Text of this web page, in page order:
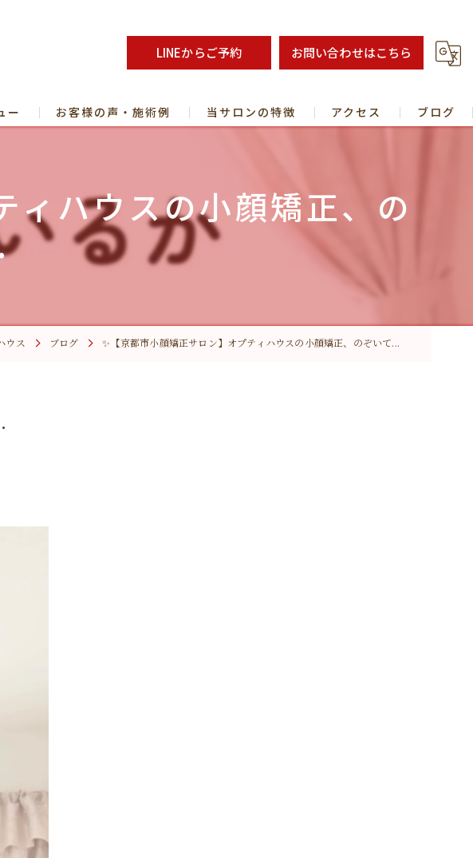
LINEからご予約 お問い合わせはこちら
ー お客様の声・施術例 当サロンの特徴
ヘッドスパ
たるみ
小顔矯正スクール/短期習得・未経験でも可能！【京都市宇治市】
【ヒーリングについて】
アクセス ブログ
ィハウスの小顔矯正、の
ウス ブログ ✨【京都市小顔矯正サロン】オプティハウスの小顔矯正、のぞいて...